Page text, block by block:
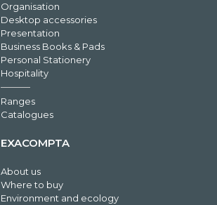
Organisation
Desktop accessories
Presentation
Business Books & Pads
Personal Stationery
Hospitality
Ranges
Catalogues
EXACOMPTA
About us
Where to buy
Environment and ecology